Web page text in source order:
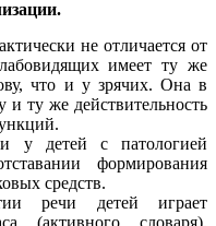
не отличается от
имеет ту же
что и у зрячих. Она в
и ту же действительность
у детей с патологией
формирования
средств.
речи детей играет
(активного словаря).